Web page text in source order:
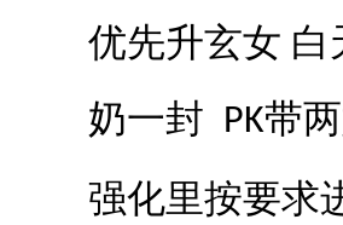
优先升玄女
奶一封 PK带
强化里按要求